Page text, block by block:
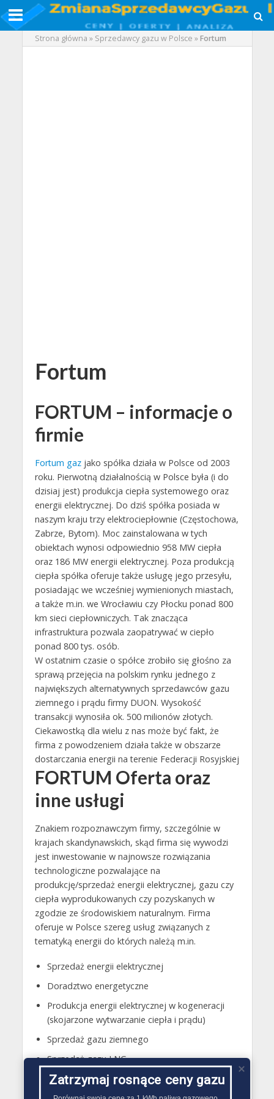
Strona główna » Sprzedawcy gazu w Polsce »Fortum
Fortum
FORTUM – informacje o
firmie
Fortum gazjako spółka działa w Polsce od 2003
roku. Pierwotną działalnością w Polsce była (i do
dzisiaj jest) produkcja ciepła systemowego oraz
energii elektrycznej. Do dziś spółka posiada w
naszym kraju trzy elektrociepłownie (Częstochowa,
Zabrze, Bytom). Moc zainstalowana w tych
obiektach wynosi odpowiednio 958 MW ciepła
oraz 186 MW energii elektrycznej. Poza produkcją
ciepła spółka oferuje także usługę jego przesyłu,
posiadając we wcześniej wymienionych miastach,
a także m.in. we Wrocławiu czy Płocku ponad 800
km sieci ciepłowniczych. Tak znacząca
infrastruktura pozwala zaopatrywać w ciepło
ponad 800 tys. osób.
W ostatnim czasie o spółce zrobiło się głośno za
sprawą przejęcia na polskim rynku jednego z
największych alternatywnych sprzedawców gazu
ziemnego i prądu firmy DUON. Wysokość
transakcji wynosiła ok. 500 milionów złotych.
Ciekawostką dla wielu z nas może być fakt, że
firma z powodzeniem działa także w obszarze
dostarczania energii na terenie Federacji Rosyjskiej
FORTUM Oferta oraz
inne usługi
Znakiem rozpoznawczym firmy, szczególnie w
krajach skandynawskich, skąd firma się wywodzi
jest inwestowanie w najnowsze rozwiązania
technologiczne pozwalające na
produkcję/sprzedaż energii elektrycznej, gazu czy
ciepła wyprodukowanych czy pozyskanych w
zgodzie ze środowiskiem naturalnym. Firma
oferuje w Polsce szereg usług związanych z
tematyką energii do których należą m.in.
Sprzedaż energii elektrycznej
Doradztwo energetyczne
Produkcja energii elektrycznej w kogeneracji
(skojarzone wytwarzanie ciepła i prądu)
Sprzedaż gazu ziemnego
Sprzedaż gazu LNG
Produkcja ciepła
Zatrzymaj rosnące ceny gazu